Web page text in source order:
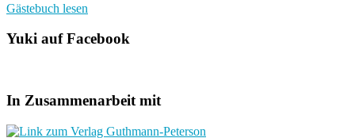
Gästebuch lesen
Yuki auf Facebook
In Zusammenarbeit mit